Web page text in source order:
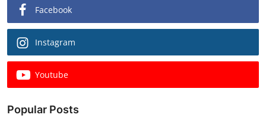
Facebook
Instagram
Youtube
Popular Posts